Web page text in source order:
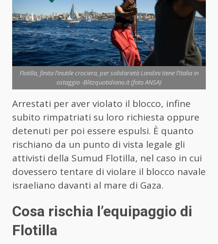
Flotilla, finita l’inutile crociera, per solidarietà Landini tiene l’Italia in
ostaggio -Blitzquotidiano.it (foto ANSA)
Arrestati per aver violato il blocco, infine
subito rimpatriati su loro richiesta oppure
detenuti per poi essere espulsi. È quanto
rischiano da un punto di vista legale gli
attivisti della Sumud Flotilla, nel caso in cui
dovessero tentare di violare il blocco navale
israeliano davanti al mare di Gaza.
Cosa rischia l’equipaggio di
Flotilla